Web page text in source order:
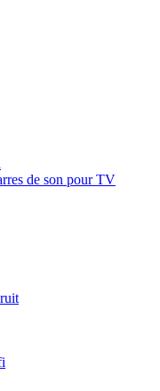
de son pour TV